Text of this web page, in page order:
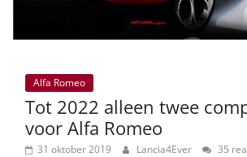
Alfa Romeo
Tot 2022 alleen twee
voor Alfa Romeo
31 oktober 2019 Lancia4Ever 35